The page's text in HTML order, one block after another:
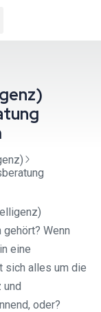
Wenn
eine
sich alles um die
oder?